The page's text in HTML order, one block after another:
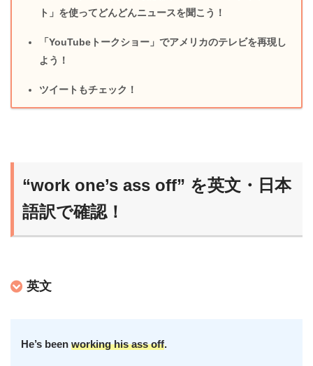
ト」を使ってどんどんニュースを聞こう！
「YouTubeトークショー」でアメリカのテレビを再現し
よう！
ツイートもチェック！
“work one’s ass off” を英文・日本
語訳で確認！
英文
He’s beenworking his ass off.